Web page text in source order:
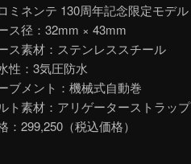
ミネンテ 130周年記念限定モデル
ス径：32mm × 43mm
ス素材：ステンレススチール
性：3気圧防水
ブメント：機械式自動巻
ト素材：アリゲーターストラップ
：299,250（税込価格）